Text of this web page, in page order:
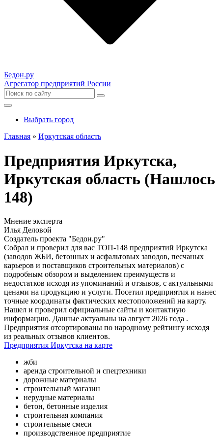
Бедон.ру
Агрегатор предприятий России
Выбрать город
Главная » Иркутская область
Предприятия Иркутска,
Иркутская область (Нашлось
148)
Мнение эксперта
Илья Деловой
Создатель проекта "Бедон.ру"
Собрал и проверил для вас ТОП-148 предприятий Иркутска
(заводов ЖБИ, бетонных и асфальтовых заводов, песчаных
карьеров и поставщиков строительных материалов) с
подробным обзором и выделением преимуществ и
недостатков исходя из упоминаний и отзывов, с актуальными
ценами на продукцию и услуги. Посетил предприятия и нанес
точные координаты фактических местоположений на карту.
Нашел и проверил официальные сайты и контактную
информацию. Данные актуальны на август 2026 года .
Предприятия отсортированы по народному рейтингу исходя
из реальных отзывов клиентов.
Предприятия Иркутска на карте
жби
аренда строительной и спецтехники
дорожные материалы
строительный магазин
нерудные материалы
бетон, бетонные изделия
строительная компания
строительные смеси
производственное предприятие